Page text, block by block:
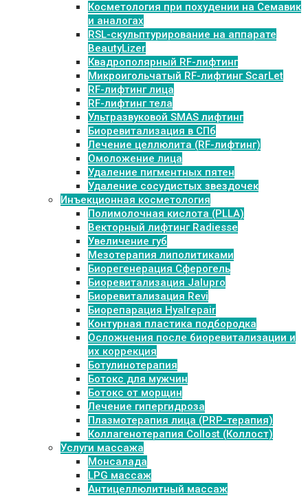
Косметология при похудении на Семавик
и аналогах
RSL-скульптурирование на аппарате
BeautyLizer
Квадрополярный RF-лифтинг
Микроигольчатый RF-лифтинг ScarLet
RF-лифтинг лица
RF-лифтинг тела
Ультразвуковой SMAS лифтинг
Биоревитализация в СПб
Лечение целлюлита (RF-лифтинг)
Омоложение лица
Удаление пигментных пятен
Удаление сосудистых звездочек
Инъекционная косметология
Полимолочная кислота (PLLA)
Векторный лифтинг Radiesse
Увеличение губ
Мезотерапия липолитиками
Биорегенерация Сферогель
Биоревитализация Jalupro
Биоревитализация Revi
Биорепарация Hyalrepair
Контурная пластика подбородка
Осложнения после биоревитализации и
их коррекция
Ботулинотерапия
Ботокс для мужчин
Ботокс от морщин
Лечение гипергидроза
Плазмотерапия лица (PRP-терапия)
Коллагенотерапия Collost (Коллост)
Услуги массажа
Монсалада
LPG массаж
Антицеллюлитный массаж